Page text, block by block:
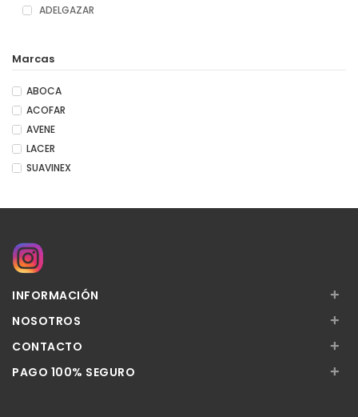
ADELGAZAR
Marcas
ABOCA
ACOFAR
AVENE
LACER
SUAVINEX
INFORMACIÓN +
NOSOTROS +
CONTACTO +
PAGO 100% SEGURO +